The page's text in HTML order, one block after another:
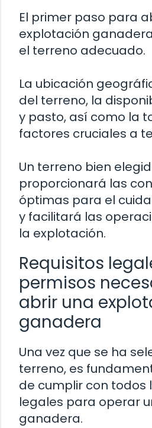
El primer paso para
explotación
el terreno adecuado.
La ubicación
del terreno, la
y pasto, así como la
factores cruciales a
Un terreno bien
proporcionará las
óptimas para el
y facilitará las
la explotación.
Requisitos
permisos
abrir una
ganadera
Una vez que se ha
terreno, es
de cumplir con todos
legales para operar
ganadera.